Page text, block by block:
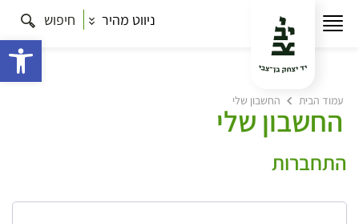
ניווט מהיר חיפוש
עמוד הבית החשבון שלי
החשבון שלי
התחברות